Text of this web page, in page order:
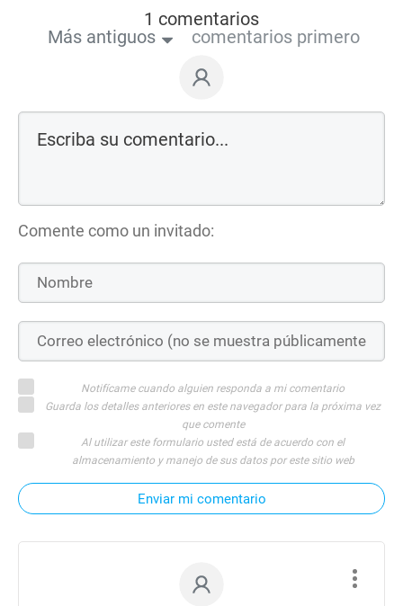
1 comentarios
Más antiguos
comentarios primero
Comente como un invitado:
Notifícame cuando alguien responda a mi comentario
Guarda los detalles anteriores en este navegador para la próxima vez
que comente
Al utilizar este formulario usted está de acuerdo con el
almacenamiento y manejo de sus datos por este sitio web
Enviar mi comentario